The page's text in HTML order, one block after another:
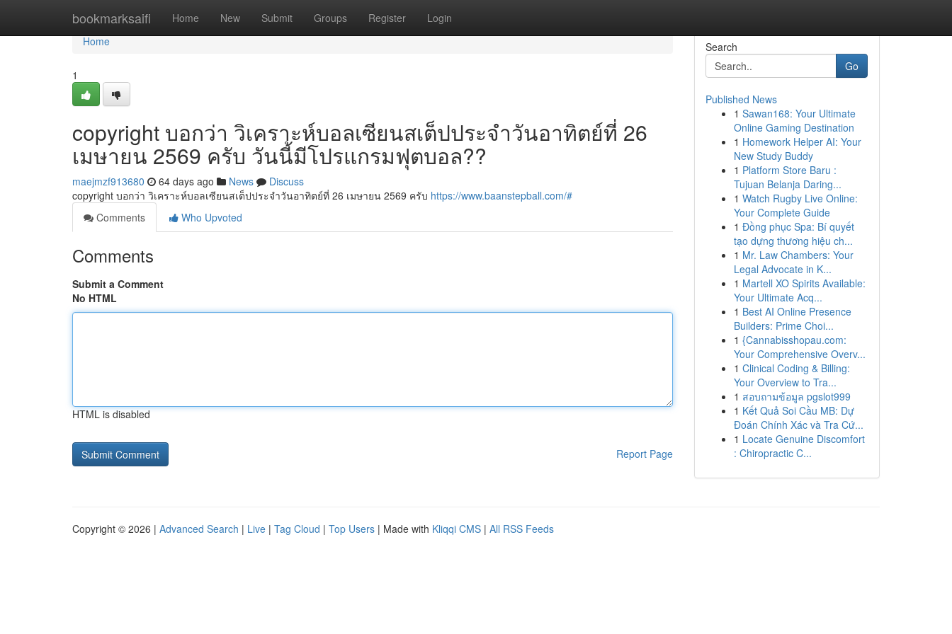
bookmarksaifi Home New Submit Groups Register Login
Home
Home
1
copyright บอกว่า วิเคราะห์บอลเซียนสเต็ปประจำวันอาทิตย์ที่ 26
เมษายน 2569 ครับ วันนี้มีโปรแกรมฟุตบอล??
maejmzf913680 64 days ago News
Discuss
copyright บอกว่า วิเคราะห์บอลเซียนสเต็ปประจำวันอาทิตย์ที่ 26 เมษายน 2569 ครับ https://www.baanstepball.com/#
Comments
Who Upvoted
Comments
Submit a Comment
No HTML
HTML is disabled
Report Page
Search
Go
Published News
1 Sawan168: Your Ultimate
Online Gaming Destination
1 Homework Helper AI: Your
New Study Buddy
1 Platform Store Baru :
Tujuan Belanja Daring...
1 Watch Rugby Live Online:
Your Complete Guide
1 Đồng phục Spa: Bí quyết
tạo dựng thương hiệu ch...
1 Mr. Law Chambers: Your
Legal Advocate in K...
1 Martell XO Spirits Available:
Your Ultimate Acq...
1 Best AI Online Presence
Builders: Prime Choi...
1 {Cannabisshopau.com:
Your Comprehensive Overv...
1 Clinical Coding & Billing:
Your Overview to Tra...
1 สอบถามข้อมูล pgslot999
1 Kết Quả Soi Cầu MB: Dự
Đoán Chính Xác và Tra Cứ...
1 Locate Genuine Discomfort
: Chiropractic C...
Copyright © 2026 | Advanced Search | Live | Tag Cloud | Top Users | Made with Kliqqi CMS | All RSS Feeds